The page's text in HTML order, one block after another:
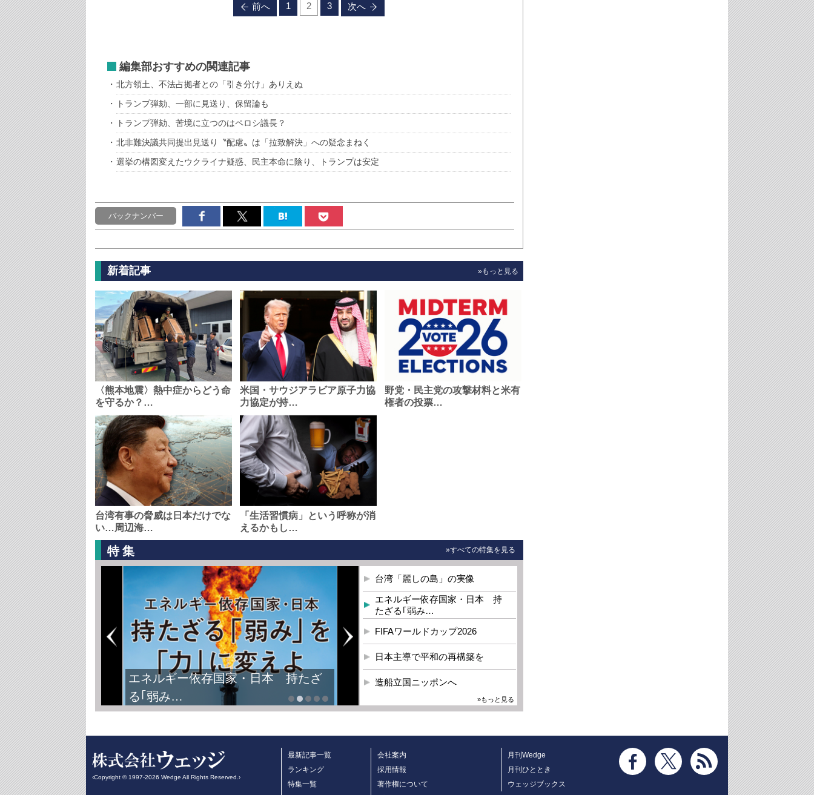
前へ 1 2 3 次へ
編集部おすすめの関連記事
北方領土、不法占拠者との「引き分け」ありえぬ
トランプ弾劾、一部に見送り、保留論も
トランプ弾劾、苦境に立つのはペロシ議長？
北非難決議共同提出見送り〝配慮〟は「拉致解決」への疑念まねく
選挙の構図変えたウクライナ疑惑、民主本命に陰り、トランプは安定
バックナンバー
新着記事 »もっと見る
〈熊本地震〉熱中症からどう命
を守るか？…
米国・サウジアラビア原子力協
力協定が持…
野党・民主党の攻撃材料と米有
権者の投票…
台湾有事の脅威は日本だけでな
い…周辺海…
「生活習慣病」という呼称が消
えるかもし…
特集 »すべての特集を見る
エネルギー依存国家・日本 持たざ
る｢弱み…
台湾「麗しの島」の実像
エネルギー依存国家・日本 持
たざる｢弱み…
FIFAワールドカップ2026
日本主導で平和の再構築を
造船立国ニッポンへ
»もっと見る
‹Copyright © 1997-2026 Wedge All Rights Reserved.›
最新記事一覧
ランキング
特集一覧
会社案内
採用情報
著作権について
月刊Wedge
月刊ひととき
ウェッジブックス